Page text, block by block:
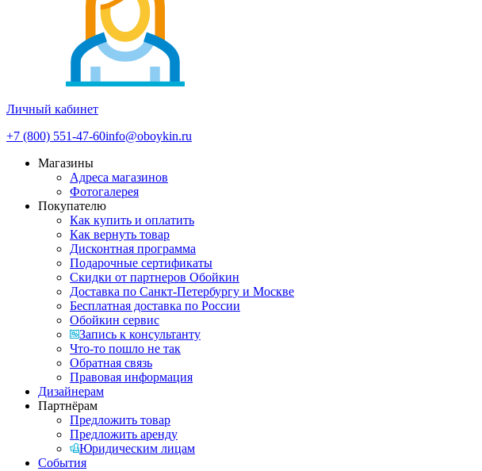
Личный кабинет
+7 (800) 551-47-60info@oboykin.ru
Магазины
Адреса магазинов
Фотогалерея
Покупателю
Как купить и оплатить
Как вернуть товар
Дисконтная программа
Подарочные сертификаты
Скидки от партнеров Обойкин
Доставка по Санкт-Петербургу и Москве
Бесплатная доставка по России
Обойкин сервис
Запись к консультанту
Что-то пошло не так
Обратная связь
Правовая информация
Дизайнерам
Партнёрам
Предложить товар
Предложить аренду
Юридическим лицам
События